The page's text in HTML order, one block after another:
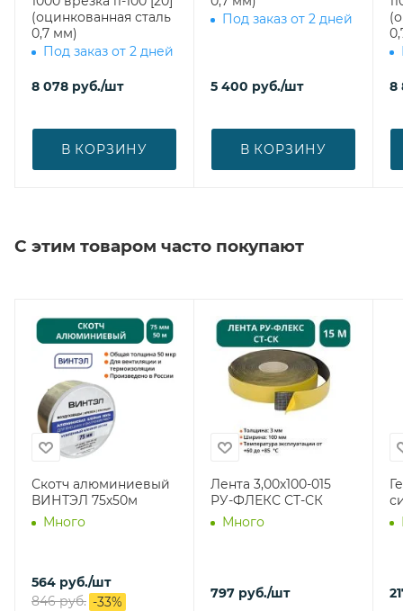
(оцинкованная сталь
0,7 мм)
Под заказ от 2 дней
8 078 руб./шт
В КОРЗИНУ
Под заказ от 2 дней
5 400 руб./шт
В КОРЗИНУ
8
С этим товаром часто покупают
Скотч алюминиевый
ВИНТЭЛ 75х50м
Много
564 руб./шт
846руб. -33%
Лента 3,00х100-015
РУ-ФЛЕКС СТ-СК
Много
797 руб./шт